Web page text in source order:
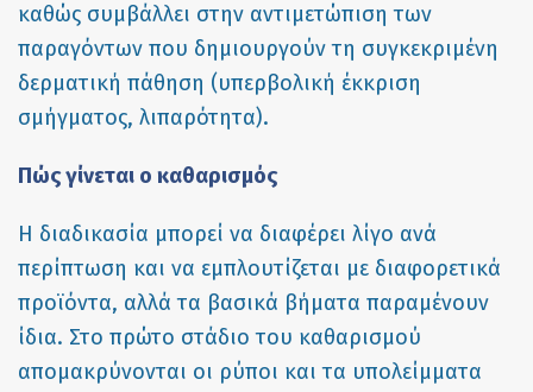
καθώς συμβάλλει στην αντιμετώπιση των
παραγόντων που δημιουργούν τη συγκεκριμένη
δερματική πάθηση (υπερβολική έκκριση
σμήγματος, λιπαρότητα).
Πώς γίνεται ο καθαρισμός
Η διαδικασία μπορεί να διαφέρει λίγο ανά
περίπτωση και να εμπλουτίζεται με διαφορετικά
προϊόντα, αλλά τα βασικά βήματα παραμένουν
ίδια. Στο πρώτο στάδιο του καθαρισμού
απομακρύνονται οι ρύποι και τα υπολείμματα